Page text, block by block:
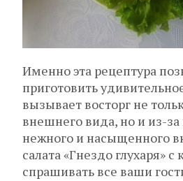
Именно эта рецептура
приготовить
вызывает восторг не
внешнего вида, но и из-за
нежного и насыщенного
салата «Гнездо глухаря»
спрашивать все ваши